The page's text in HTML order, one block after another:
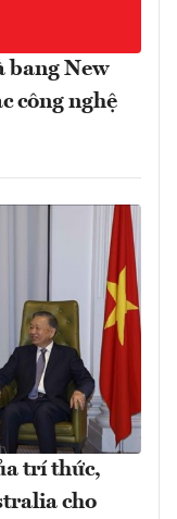
bang New
công nghệ
trí thức,
cho